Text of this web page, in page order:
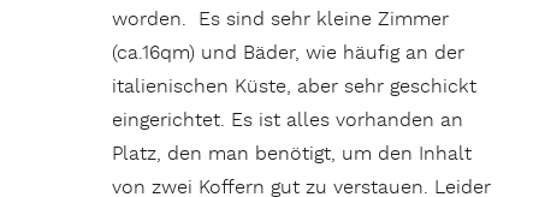
worden. Es sind sehr kleine Zimmer
(ca.16qm) und Bäder, wie häufig an der
italienischen Küste, aber sehr geschickt
eingerichtet. Es ist alles vorhanden an
Platz, den man benötigt, um den Inhalt
von zwei Koffern gut zu verstauen. Leider